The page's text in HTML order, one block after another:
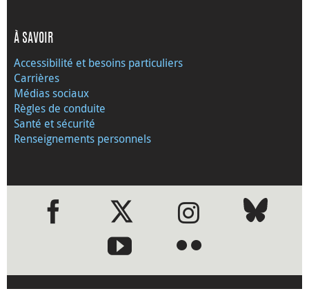
À SAVOIR
Accessibilité et besoins particuliers
Carrières
Médias sociaux
Règles de conduite
Santé et sécurité
Renseignements personnels
●●